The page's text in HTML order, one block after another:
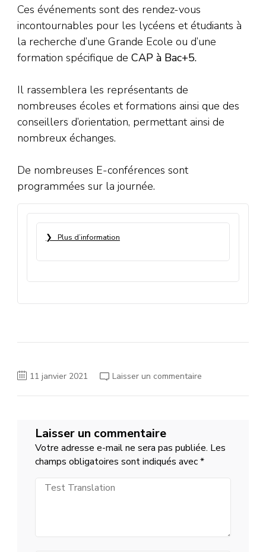
Ces événements sont des rendez-vous
incontournables pour les lycéens et étudiants à
la recherche d’une Grande Ecole ou d’une
formation spécifique de CAP à Bac+5.
Il rassemblera les représentants de
nombreuses écoles et formations ainsi que des
conseillers d’orientation, permettant ainsi de
nombreux échanges.
De nombreuses E-conférences sont
programmées sur la journée.
❯ Plus d’information
11 janvier 2021 Laisser un commentaire
Laisser un commentaire
Votre adresse e-mail ne sera pas publiée. Les
champs obligatoires sont indiqués avec*
Test